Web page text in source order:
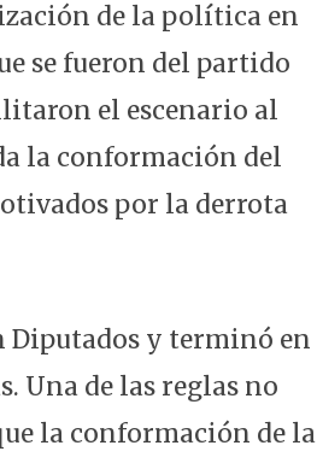
de la política en
se fueron del partido
el escenario al
la conformación del
por la derrota
Diputados y terminó en
Una de las reglas no
la conformación de la